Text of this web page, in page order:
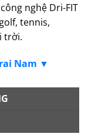
nghệ Dri-FIT
tennis,
trời.
Nam ▼